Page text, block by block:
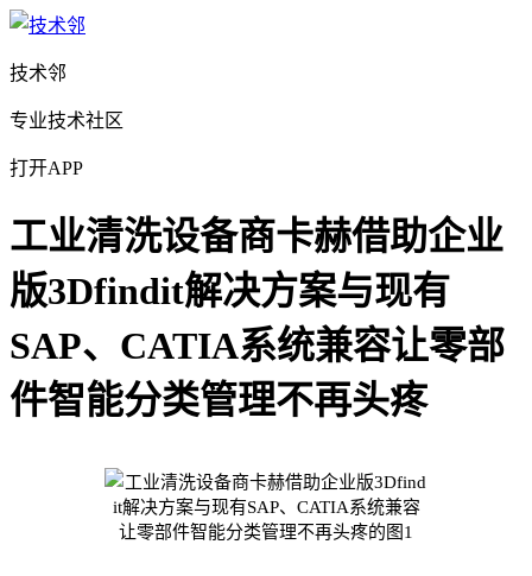
技术邻
专业技术社区
打开APP
工业清洗设备商卡赫借助企业
版3Dfindit解决方案与现有
SAP、CATIA系统兼容让零部
件智能分类管理不再头疼